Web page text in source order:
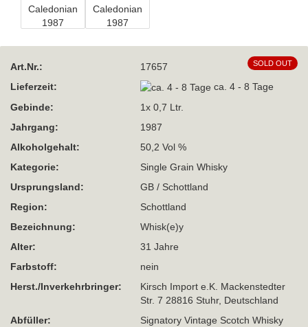
SOLD OUT
Art.Nr.:
17657
Lieferzeit:
ca. 4 - 8 Tage
Gebinde:
1x 0,7 Ltr.
Jahrgang:
1987
Alkoholgehalt:
50,2 Vol %
Kategorie:
Single Grain Whisky
Ursprungsland:
GB / Schottland
Region:
Schottland
Bezeichnung:
Whisk(e)y
Alter:
31 Jahre
Farbstoff:
nein
Herst./Inverkehrbringer:
Kirsch Import e.K. Mackenstedter
Str. 7 28816 Stuhr, Deutschland
Abfüller:
Signatory Vintage Scotch Whisky